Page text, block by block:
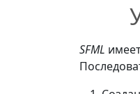
SFML